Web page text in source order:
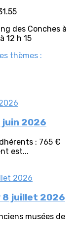
des Conches à
12 h 15
thèmes :
juin 2026
: 765 €
est...
8 juillet 2026
musées de